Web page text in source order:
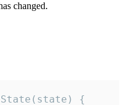
changed.
{